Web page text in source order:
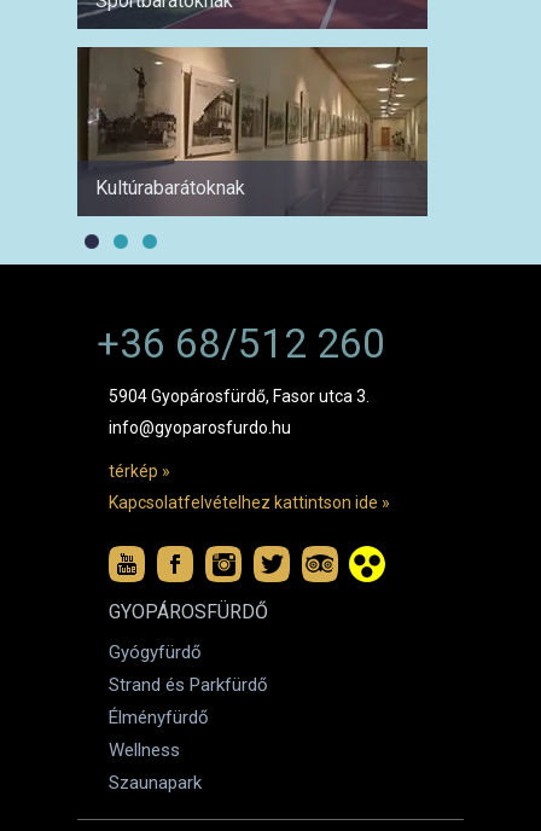
Kultúrabarátoknak
+36 68/512 260
5904 Gyopárosfürdő, Fasor utca 3.
info@gyoparosfurdo.hu
térkép »
Kapcsolatfelvételhez kattintson ide »
GYOPÁROSFÜRDŐ
Gyógyfürdő
Strand és Parkfürdő
Élményfürdő
Wellness
Szaunapark